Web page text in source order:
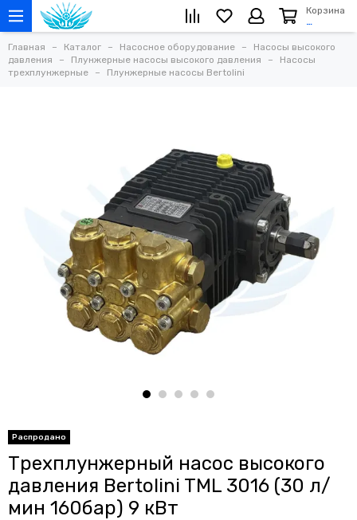
Корзина
…
Главная Каталог Насосное оборудование
Насосы высокого
давления
Плунжерные насосы высокого давления
Насосы
трехплунжерные
Плунжерные насосы Bertolini
Распродано
Трехплунжерный насос высокого
давления Bertolini TML 3016 (30 л/
мин 160бар) 9 кВт